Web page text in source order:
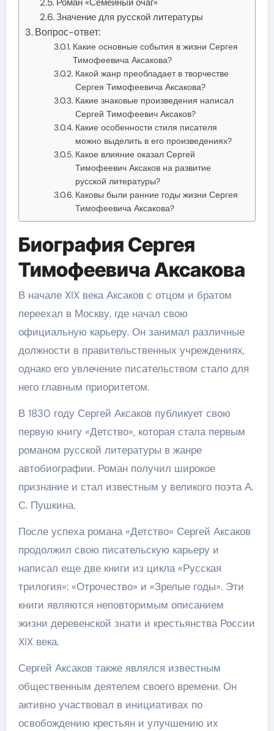
Значение для русской литературы
Вопрос-ответ:
Какие основные события в жизни Сергея
Тимофеевича Аксакова?
Какой жанр преобладает в творчестве
Сергея Тимофеевича Аксакова?
Какие знаковые произведения написал
Сергей Тимофеевич Аксаков?
Какие особенности стиля писателя
можно выделить в его произведениях?
Какое влияние оказал Сергей
Тимофеевич Аксаков на развитие
русской литературы?
Каковы были ранние годы жизни Сергея
Тимофеевича Аксакова?
Биография Сергея
Тимофеевича Аксакова
В начале XIX века Аксаков с отцом и братом
переехал в Москву, где начал свою
официальную карьеру. Он занимал различные
должности в правительственных учреждениях,
однако его увлечение писательством стало для
него главным приоритетом.
В 1830 году Сергей Аксаков публикует свою
первую книгу «Детство», которая стала первым
романом русской литературы в жанре
автобиографии. Роман получил широкое
признание и стал известным у великого поэта А.
С. Пушкина.
После успеха романа «Детство» Сергей Аксаков
продолжил свою писательскую карьеру и
написал еще две книги из цикла «Русская
трилогия»: «Отрочество» и «Зрелые годы». Эти
книги являются неповторимым описанием
жизни деревенской знати и крестьянства России
XIX века.
Сергей Аксаков также являлся известным
общественным деятелем своего времени. Он
активно участвовал в инициативах по
освобождению крестьян и улучшению их